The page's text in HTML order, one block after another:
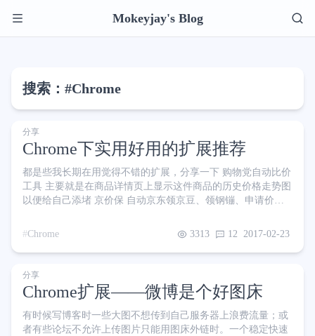
Mokeyjay's Blog
搜索：#Chrome
分享
Chrome下实用好用的扩展推荐
都是些我长期在用觉得不错的扩展，分享一下 购物党自动比价
工具 主要就是在商品详情页上显示这件商品的历史价格走势图
以便给自己添堵 京价保 自动京东领京豆、领钢镚、申请价格
CPU占用 我没仔细对比过，感觉跟 ADB、ADP 没有明显差别
来对付 CSDN、卡饭教程 这类傻逼网站的 Stylus 可以自定义网
站的外观皮肤。即便不懂 CSS ，也可以到 https:
Chrome 3313 12 2017-02-23
分享
Chrome扩展——微博是个好图床
有时候写博客时一些大图不想传到自己服务器上浪费流量；或
者有些论坛不允许上传图片只能用图床外链时。一个稳定快速